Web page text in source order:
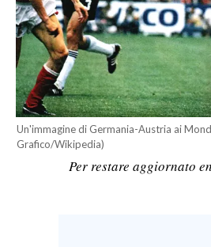
SPORT IN SARDEGNA
SPORT
RISULTATI E CLASSIFICHE
CALCIO
CALCIO REGIONALE
Un'immagine di Germania-Austria ai
Grafico/Wikipedia)
Per restare aggiornato